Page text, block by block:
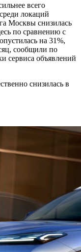
всего
локаций
Москвы снизилась
по сравнению с
на 31%,
сообщили по
сервиса объявлений
снизилась в